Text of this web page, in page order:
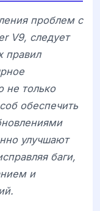
проблем с
V9, следует
правил
не только
обеспечить
улучшают
баги,
и